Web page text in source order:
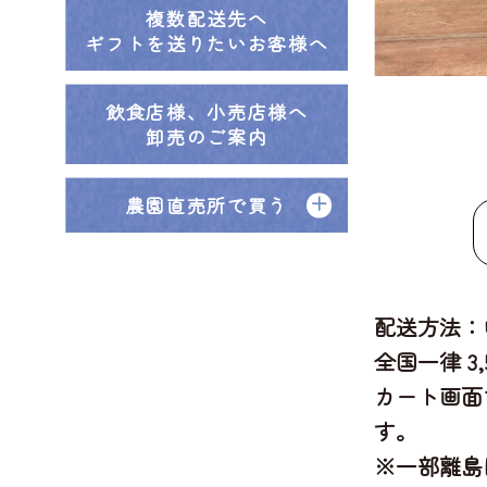
配送方法
全国一律
カート画
す。
※一部離島
複数配送先へ
ギフトを送りたいお客様へ
飲食店様、小売店様へ
卸売のご案内
農園直売所で買う